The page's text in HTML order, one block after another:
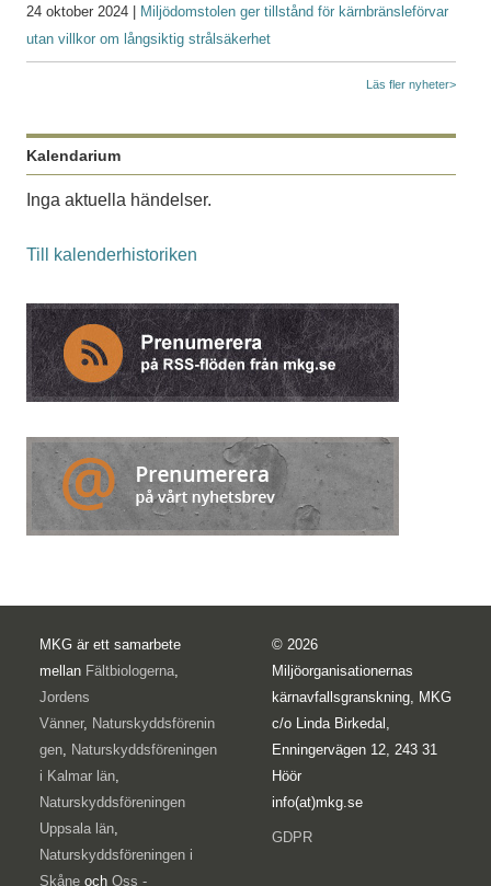
24 oktober 2024 |
Miljödomstolen ger tillstånd för kärnbränsleförvar
utan villkor om långsiktig strålsäkerhet
Läs fler nyheter>
Kalendarium
Inga aktuella händelser.
Till kalenderhistoriken
MKG är ett samarbete
mellan Fältbiologerna
Jordens
Vänner, Naturskyddsförenin
gen
Naturskyddsföreningen
i Kalmar län
Naturskyddsföreningen
Uppsala län
Naturskyddsföreningen i
Skåne och Oss -
© 2026
Miljöorganisationernas
kärnavfallsgranskning, MKG
c/o Linda Birkedal,
Enningervägen 12, 243 31
Höör
info(at)mkg.se
GDPR